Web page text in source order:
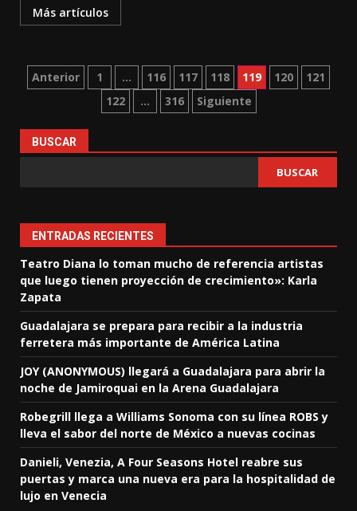
Más artículos
Paginación
entradas
Anterior 1 … 116 117 118 119 120
121
122
… 316 Siguiente
BUSCAR
BUSCAR
ENTRADAS RECIENTES
Teatro Diana lo toman mucho de referencia artistas
que luego tienen proyección de crecimiento»: Karla
Zapata
Guadalajara se prepara para recibir a la industria
ferretera más importante de América Latina
JOY (ANONYMOUS) llegará a Guadalajara para abrir la
noche de Jamiroquai en la Arena Guadalajara
Robegrill llega a Williams Sonoma con su línea ROBS y
lleva el sabor del norte de México a nuevas cocinas
Danieli, Venezia, A Four Seasons Hotel reabre sus
puertas y marca una nueva era para la hospitalidad de
lujo en Venecia